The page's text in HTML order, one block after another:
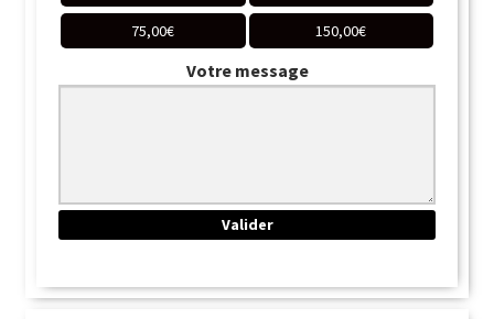
75,00€ 150,00€
Votre message